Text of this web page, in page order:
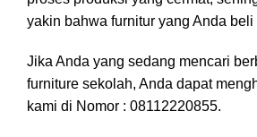
yakin bahwa furnitur yang Anda
Jika Anda yang sedang mencari
furniture sekolah, Anda dapat
kami di Nomor : 08112220855.